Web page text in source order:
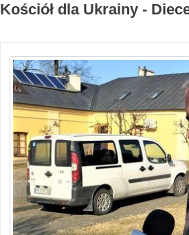
Kościół dla Ukrainy -